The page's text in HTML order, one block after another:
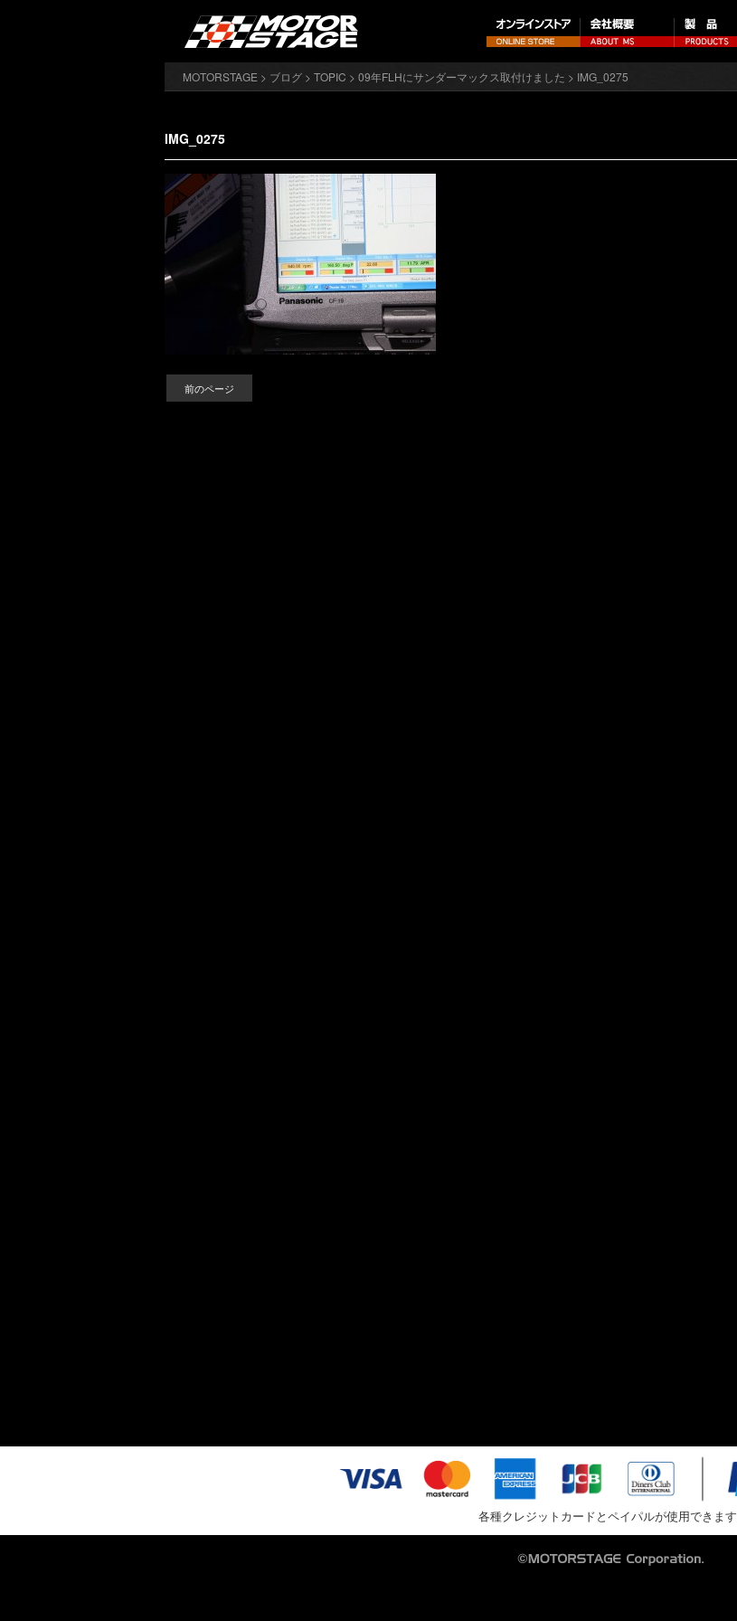
MOTORSTAGE > ブログ > TOPIC > 09年FLHにサンダーマックス取付けました > IMG_0275
IMG_0275
前のページ
各種クレジットカードとペイパルが使用できます